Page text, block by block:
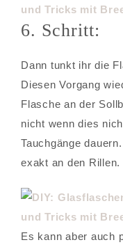
6. Schritt:
Dann tunkt ihr die
Diesen Vorgang
Flasche an der
nicht wenn dies
Tauchgänge
exakt an den Rillen.
Es kann aber auch